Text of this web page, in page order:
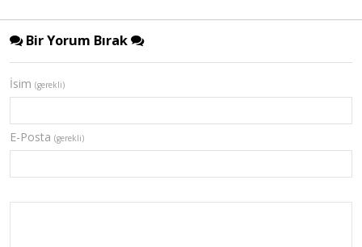
Bir Yorum Bırak
İsim (gerekli)
E-Posta (gerekli)